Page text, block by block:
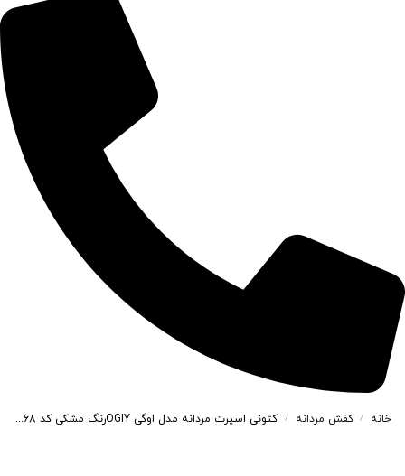
خانه / کفش مردانه / کتونی اسپرت مردانه مدل اوگی OGIYرنگ مشکی کد 3568